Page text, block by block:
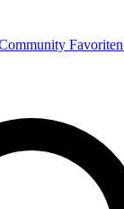
Favoriten